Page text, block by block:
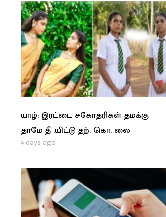
யாழ்: இரட்டை சகோதரிகள் தமக்கு
தாமே தீ .யிட்டு தற். கொ. லை
4 days ago